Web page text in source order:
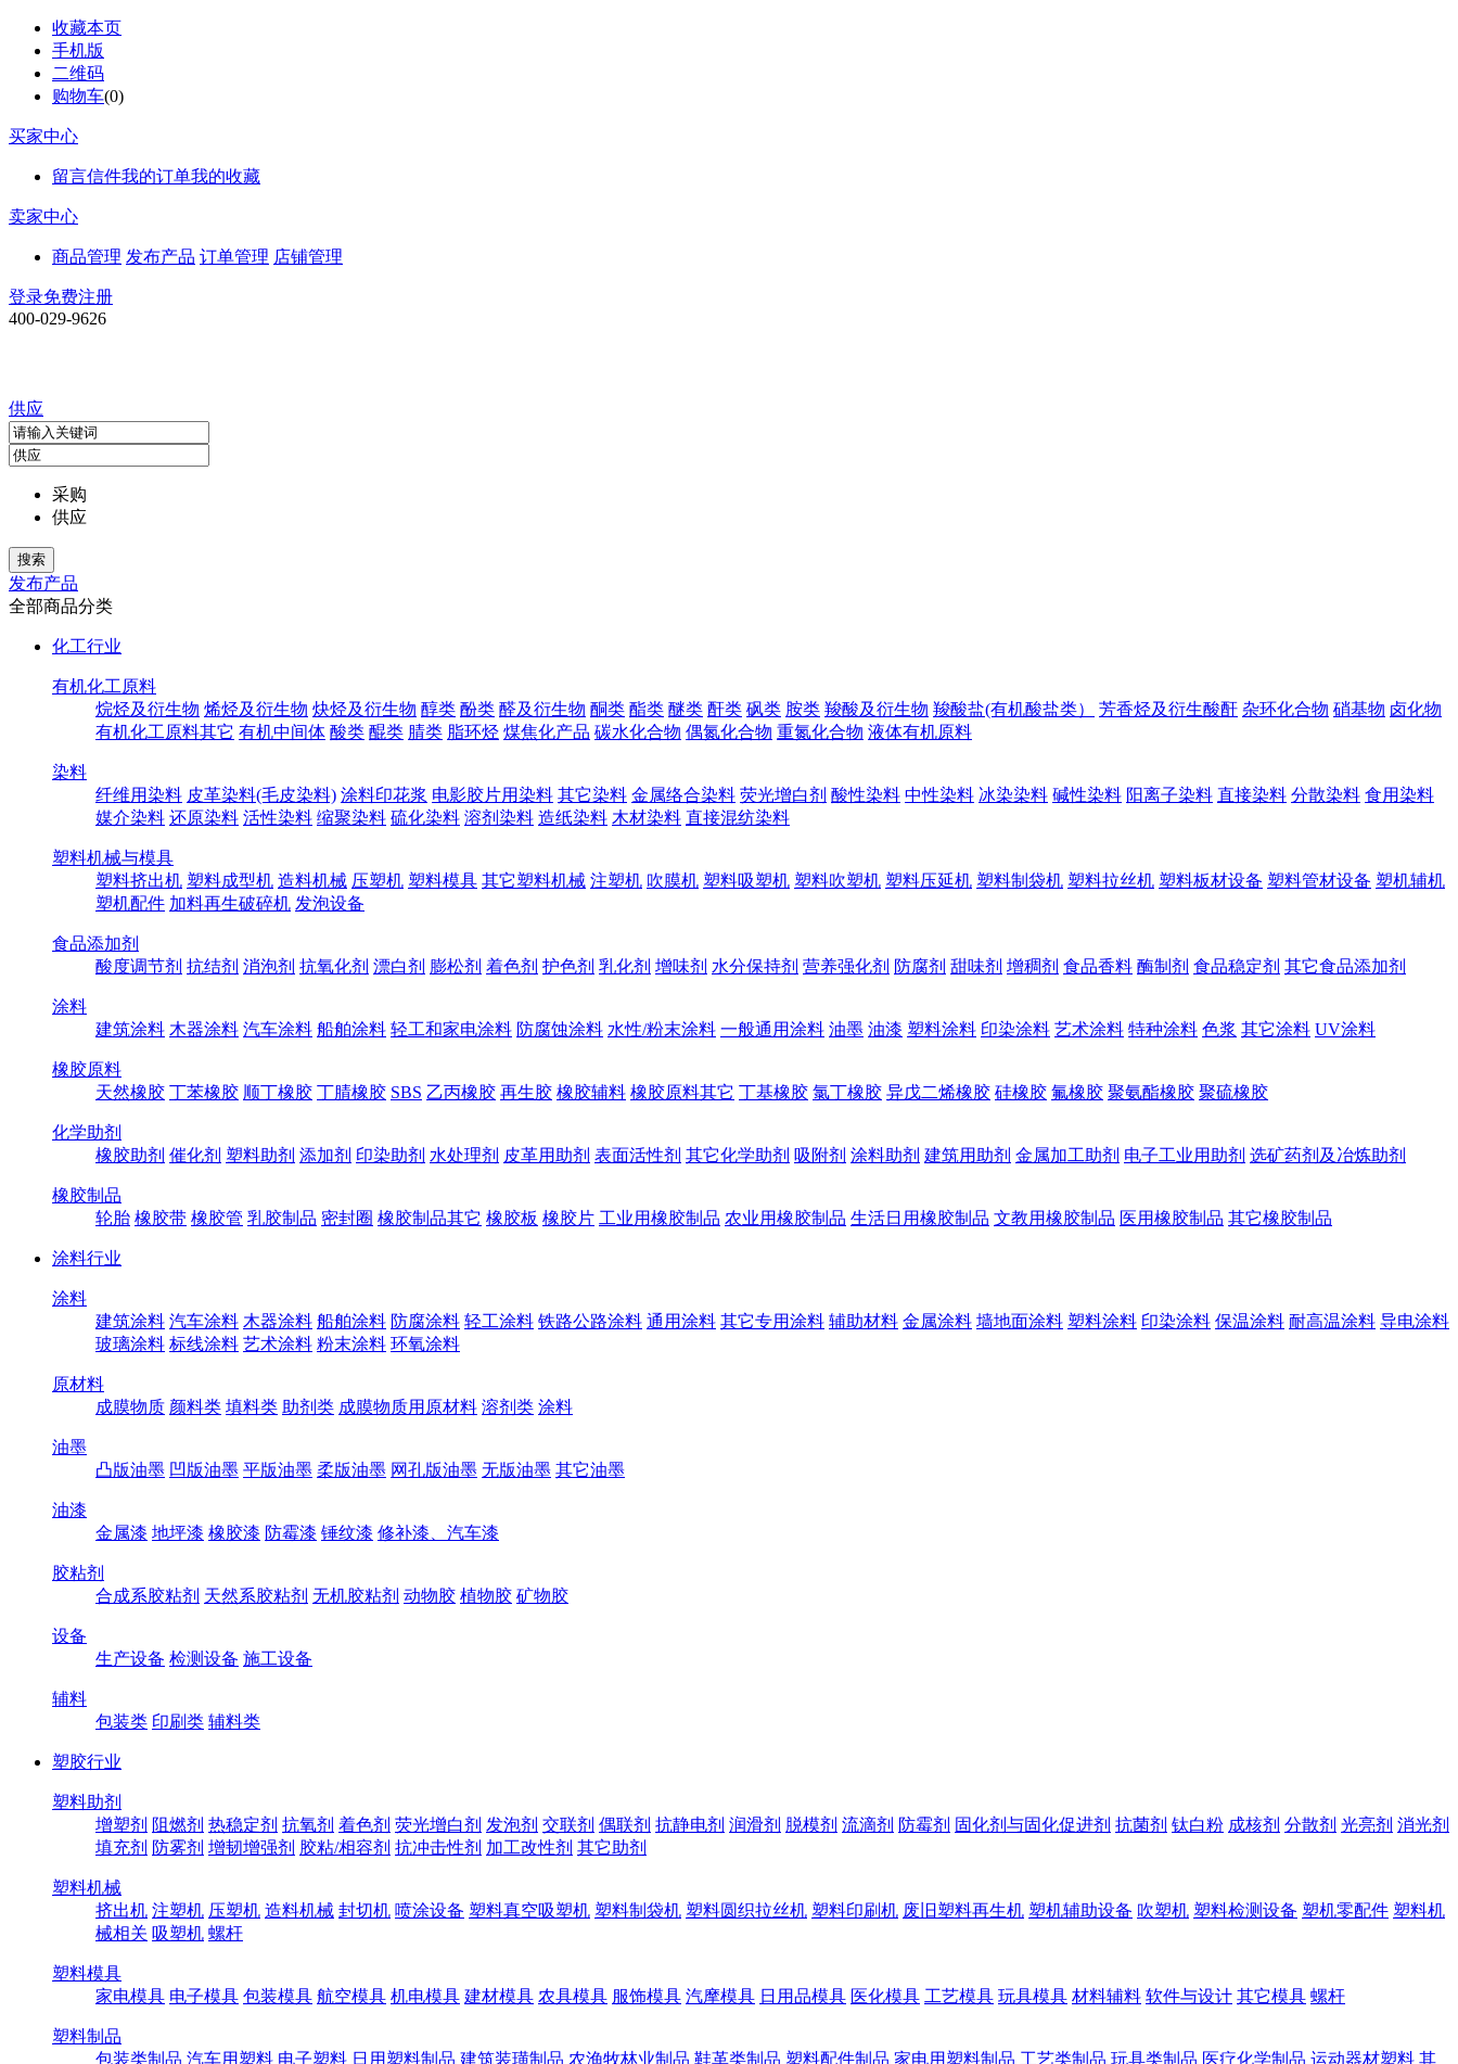
收藏本页
手机版
二维码
购物车(0)
买家中心
留言信件我的订单我的收藏
卖家中心
商品管理 发布产品 订单管理 店铺管理
登录免费注册
400-029-9626
供应
采购
供应
发布产品
全部商品分类
化工行业
有机化工原料
烷烃及衍生物 烯烃及衍生物 炔烃及衍生物 醇类 酚类 醛及衍生物 酮类 酯类 醚类 酐类 砜类 胺类 羧酸及衍生物 羧酸盐(有机酸盐类） 芳香烃及衍生酸酐 杂环化合物 硝基物 卤化物
有机化工原料其它 有机中间体 酸类 醌类 腈类 脂环烃 煤焦化产品 碳水化合物 偶氮化合物 重氮化合物 液体有机原料
染料
纤维用染料 皮革染料(毛皮染料) 涂料印花浆 电影胶片用染料 其它染料 金属络合染料 荧光增白剂 酸性染料 中性染料 冰染染料 碱性染料 阳离子染料 直接染料 分散染料 食用染料
媒介染料 还原染料 活性染料 缩聚染料 硫化染料 溶剂染料 造纸染料 木材染料 直接混纺染料
塑料机械与模具
塑料挤出机 塑料成型机 造料机械 压塑机 塑料模具 其它塑料机械 注塑机 吹膜机 塑料吸塑机 塑料吹塑机 塑料压延机 塑料制袋机 塑料拉丝机 塑料板材设备 塑料管材设备 塑机辅机
塑机配件 加料再生破碎机 发泡设备
食品添加剂
酸度调节剂 抗结剂 消泡剂 抗氧化剂 漂白剂 膨松剂 着色剂 护色剂 乳化剂 增味剂 水分保持剂 营养强化剂 防腐剂 甜味剂 增稠剂 食品香料 酶制剂 食品稳定剂 其它食品添加剂
涂料
建筑涂料 木器涂料 汽车涂料 船舶涂料 轻工和家电涂料 防腐蚀涂料 水性/粉末涂料 一般通用涂料 油墨 油漆 塑料涂料 印染涂料 艺术涂料 特种涂料 色浆 其它涂料 UV涂料
橡胶原料
天然橡胶 丁苯橡胶 顺丁橡胶 丁腈橡胶 SBS 乙丙橡胶 再生胶 橡胶辅料 橡胶原料其它 丁基橡胶 氯丁橡胶 异戊二烯橡胶 硅橡胶 氟橡胶 聚氨酯橡胶 聚硫橡胶
化学助剂
橡胶助剂 催化剂 塑料助剂 添加剂 印染助剂 水处理剂 皮革用助剂 表面活性剂 其它化学助剂 吸附剂 涂料助剂 建筑用助剂 金属加工助剂 电子工业用助剂 选矿药剂及冶炼助剂
橡胶制品
轮胎 橡胶带 橡胶管 乳胶制品 密封圈 橡胶制品其它 橡胶板 橡胶片 工业用橡胶制品 农业用橡胶制品 生活日用橡胶制品 文教用橡胶制品 医用橡胶制品 其它橡胶制品
涂料行业
涂料
建筑涂料 汽车涂料 木器涂料 船舶涂料 防腐涂料 轻工涂料 铁路公路涂料 通用涂料 其它专用涂料 辅助材料 金属涂料 墙地面涂料 塑料涂料 印染涂料 保温涂料 耐高温涂料 导电涂料
玻璃涂料 标线涂料 艺术涂料 粉末涂料 环氧涂料
原材料
成膜物质 颜料类 填料类 助剂类 成膜物质用原材料 溶剂类 涂料
油墨
凸版油墨 凹版油墨 平版油墨 柔版油墨 网孔版油墨 无版油墨 其它油墨
油漆
金属漆 地坪漆 橡胶漆 防霉漆 锤纹漆 修补漆、汽车漆
胶粘剂
合成系胶粘剂 天然系胶粘剂 无机胶粘剂 动物胶 植物胶 矿物胶
设备
生产设备 检测设备 施工设备
辅料
包装类 印刷类 辅料类
塑胶行业
塑料助剂
增塑剂 阻燃剂 热稳定剂 抗氧剂 着色剂 荧光增白剂 发泡剂 交联剂 偶联剂 抗静电剂 润滑剂 脱模剂 流滴剂 防霉剂 固化剂与固化促进剂 抗菌剂 钛白粉 成核剂 分散剂 光亮剂 消光剂
填充剂 防雾剂 增韧增强剂 胶粘/相容剂 抗冲击性剂 加工改性剂 其它助剂
塑料机械
挤出机 注塑机 压塑机 造料机械 封切机 喷涂设备 塑料真空吸塑机 塑料制袋机 塑料圆织拉丝机 塑料印刷机 废旧塑料再生机 塑机辅助设备 吹塑机 塑料检测设备 塑机零配件 塑料机
械相关 吸塑机 螺杆
塑料模具
家电模具 电子模具 包装模具 航空模具 机电模具 建材模具 农具模具 服饰模具 汽摩模具 日用品模具 医化模具 工艺模具 玩具模具 材料辅料 软件与设计 其它模具 螺杆
塑料制品
包装类制品 汽车用塑料 电子塑料 日用塑料制品 建筑装璜制品 农渔牧林业制品 鞋革类制品 塑料配件制品 家电用塑料制品 工艺类制品 玩具类制品 医疗化学制品 运动器材塑料 其